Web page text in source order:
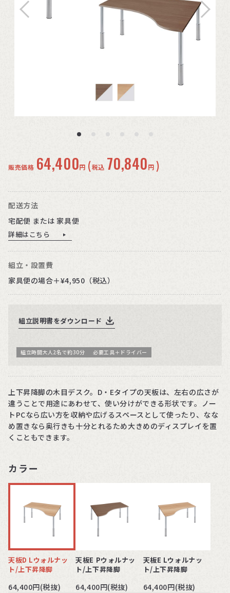
販売価格 64,400円 (税込 70,840円 )
配送方法
宅配便 または 家具便
詳細はこちら
組立・設置費
家具便の場合＋¥4,950（税込）
組立説明書をダウンロード
組立時間大人2名で約30分 必要工具＋ドライバー
上下昇降脚の木目デスク。D・Eタイプの天板は、左右の広さが
違うことで用途にあわせて、使い分けができる形状です。ノー
トPCなら広い方を収納や広げるスペースとして使ったり、なな
め置きなら奥行きも十分とれるため大きめのディスプレイを置
くこともできます。
カラー
天板D Lウォルナッ
ト/上下昇降脚
64,400円(税抜)
天板E Pウォルナッ
ト/上下昇降脚
64,400円(税抜)
天板E Lウォルナッ
ト/上下昇降脚
64,400円(税抜)